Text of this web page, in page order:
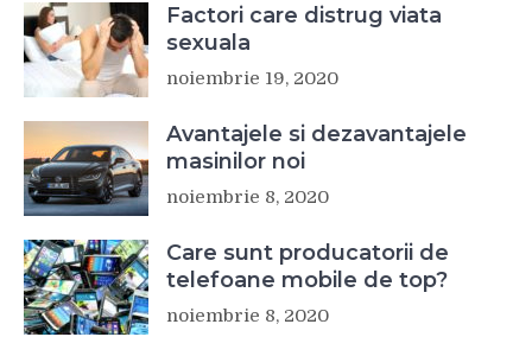
Factori care distrug viata
sexuala
noiembrie 19, 2020
Avantajele si dezavantajele
masinilor noi
noiembrie 8, 2020
Care sunt producatorii de
telefoane mobile de top?
noiembrie 8, 2020